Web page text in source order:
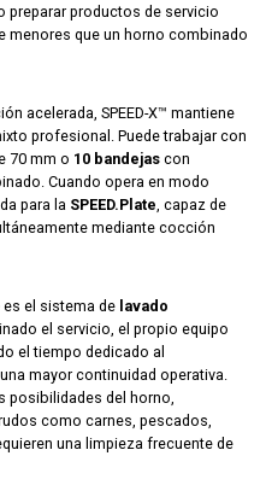
preparar productos de servicio
menores que un horno combinado
acelerada, SPEED-X™ mantiene
profesional. Puede trabajar con
70 mm o 10 bandejas con
Cuando opera en modo
para la SPEED.Plate, capaz de
mediante cocción
el sistema de lavado
el servicio, el propio equipo
el tiempo dedicado al
mayor continuidad operativa.
posibilidades del horno,
como carnes, pescados,
una limpieza frecuente de